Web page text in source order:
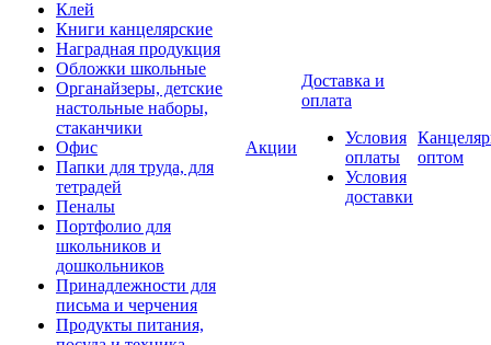
Клей
Книги канцелярские
Наградная продукция
Обложки школьные
Органайзеры, детские
настольные наборы,
стаканчики
Офис
Папки для труда, для
тетрадей
Пеналы
Портфолио для
школьников и
дошкольников
Принадлежности для
письма и черчения
Продукты питания,
Акции
Доставка и
оплата
Условия
оплаты
Условия
доставки
оптом